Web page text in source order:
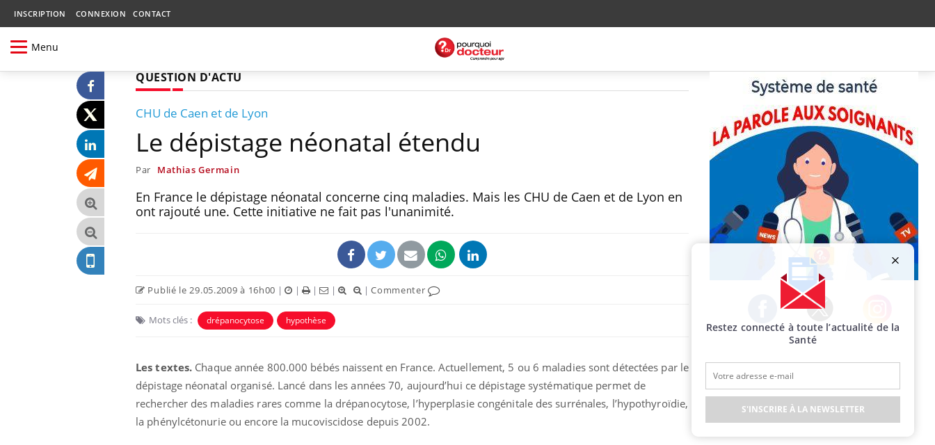
INSCRIPTION CONNEXION CONTACT
Menu
QUESTION D'ACTU
CHU de Caen et de Lyon
Le dépistage néonatal étendu
Par Mathias Germain
En France le dépistage néonatal concerne cinq maladies. Mais les CHU de Caen et de Lyon en
ont rajouté une. Cette initiative ne fait pas l'unanimité.
Publié le 29.05.2009 à 16h00 | | | | |Commenter
Mots clés : drépanocytose hypothèse
Les textes. Chaque année 800.000 bébés naissent en France. Actuellement, 5 ou 6 maladies sont détectées par le
dépistage néonatal organisé. Lancé dans les années 70, aujourd’hui ce dépistage systématique permet de
rechercher des maladies rares comme la drépanocytose, l’hyperplasie congénitale des surrénales, l’hypothyroïdie,
la phénylcétonurie ou encore la mucoviscidose depuis 2002.
Facebook Twitter Instagram
Restez connecté à toute l’actualité de la
Santé
S'INSCRIRE À LA NEWSLETTER